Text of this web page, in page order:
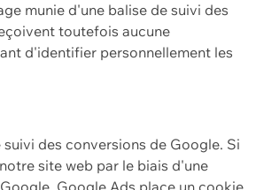
munie d'une balise de suivi des
toutefois aucune
d'identifier personnellement les
des conversions de Google. Si
site web par le biais d'une